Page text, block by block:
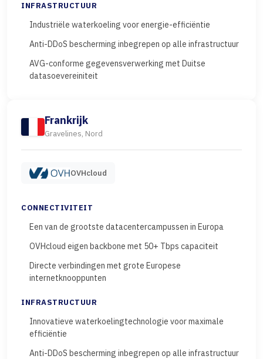
INFRASTRUCTUUR
Industriële waterkoeling voor energie-efficiëntie
Anti-DDoS bescherming inbegrepen op alle infrastructuur
AVG-conforme gegevensverwerking met Duitse
datasoevereiniteit
Frankrijk
Gravelines, Nord
OVHcloud
CONNECTIVITEIT
Een van de grootste datacentercampussen in Europa
OVHcloud eigen backbone met 50+ Tbps capaciteit
Directe verbindingen met grote Europese
internetknooppunten
INFRASTRUCTUUR
Innovatieve waterkoelingtechnologie voor maximale
efficiëntie
Anti-DDoS bescherming inbegrepen op alle infrastructuur